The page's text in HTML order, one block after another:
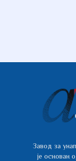
Завод за
је основан